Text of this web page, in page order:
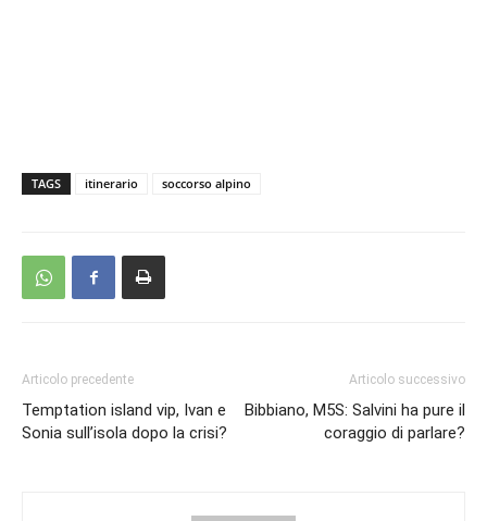
TAGS itinerario soccorso alpino
Articolo precedente
Temptation island vip, Ivan e
Sonia sull’isola dopo la crisi?
Articolo successivo
Bibbiano, M5S: Salvini ha pure il
coraggio di parlare?